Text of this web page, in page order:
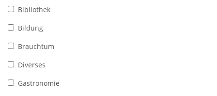
Bibliothek
Bildung
Brauchtum
Diverses
Gastronomie